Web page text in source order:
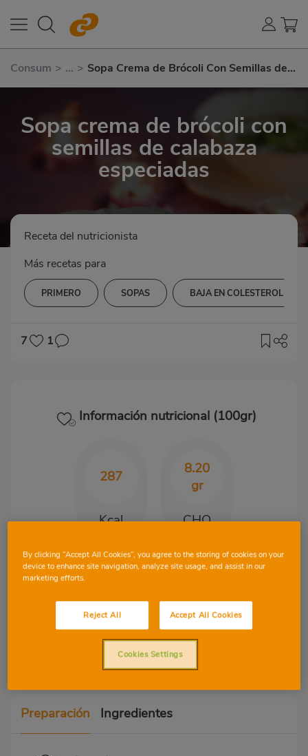
Consum > ... > Sopa Crema de Brócoli Con Semillas de
Calabaza Especiadas
Sopa crema de brócoli con
semillas de calabaza
especiadas
Receta del nutricionista
Más recetas para
PRIMERO SOPAS BAJA EN COLESTEROL
7 1
Información nutricional (100gr)
287
Kcal
8.20
gr
CHO
9.20
Proteínas
20.30
Grasa
Preparación Ingredientes
By clicking “Accept All Cookies”, you agree to the storing of cookies on your
device to enhance site navigation, analyze site usage, and assist in our
marketing efforts.
Reject All Accept All Cookies
Cookies Settings